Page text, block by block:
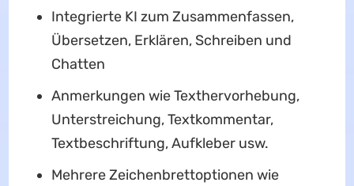
Integrierte KI zum Zusammenfassen,
Übersetzen, Erklären, Schreiben und
Chatten
Anmerkungen wie Texthervorhebung,
Unterstreichung, Textkommentar,
Textbeschriftung, Aufkleber usw.
Mehrere Zeichenbrettoptionen wie